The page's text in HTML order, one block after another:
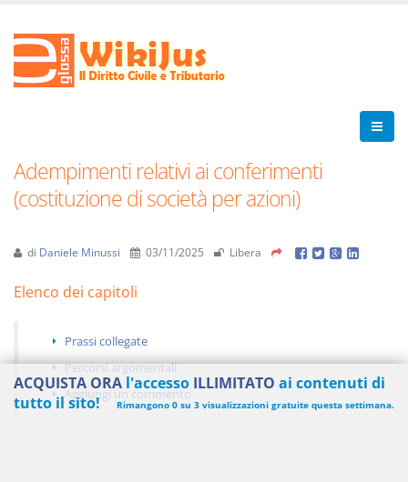
Adempimenti relativi ai conferimenti
(costituzione di società per azioni)
di Daniele Minussi 03/11/2025 Libera
Elenco dei capitoli
Prassi collegate
Percorsi argomentali
Aggiungi un commento
ACQUISTA ORA l'accesso ILLIMITATO ai contenuti di
tutto il sito!
Rimangono 0 su 3 visualizzazioni gratuite questa settimana.